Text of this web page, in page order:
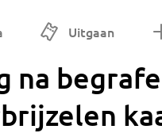
Uitgaan
na